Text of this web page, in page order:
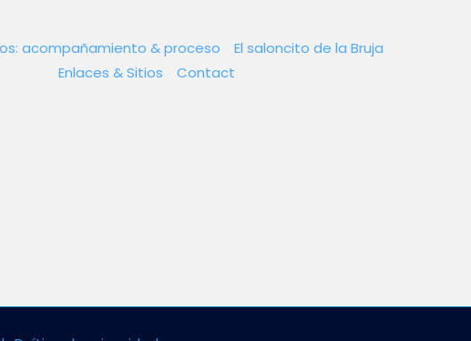
acompañamiento & proceso
El saloncito de la Bruja
Enlaces & Sitios
Contact